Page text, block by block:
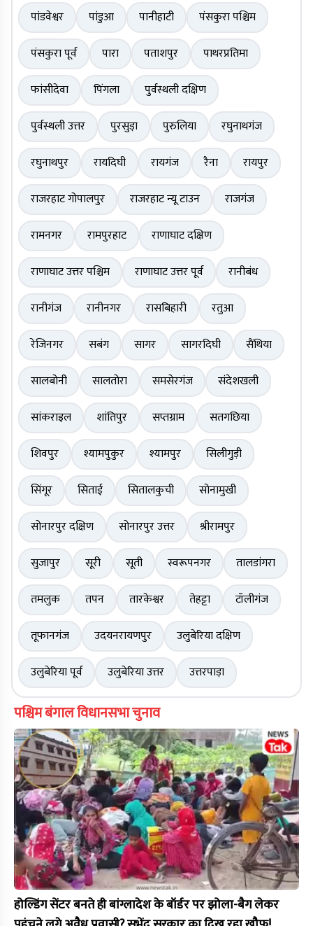
पांडवेश्वर पांडुआ पानीहाटी
पंसकुरा पश्चिम
पंसकुरा पूर्व
पारा पताशपुर
पाथरप्रतिमा
फांसीदेवा
पिंगला
पुर्वस्थली दक्षिण
पुर्वस्थली उत्तर
पुरसुड़ा पुरुलिया
रघुनाथगंज
रघुनाथपुर
रायदिघी रायगंज रैना
रायपुर
राजरहाट गोपालपुर
राजरहाट न्यू टाउन
राजगंज
रामनगर
रामपुरहाट
राणाघाट दक्षिण
राणाघाट उत्तर पश्चिम
राणाघाट उत्तर पूर्व
रानीबंध
रानीगंज
रानीनगर रासबिहारी
रतुआ
रेजिनगर
सबंग सागर सागरदिघी
सैंथिया
सालबोनी
सालतोरा समसेरगंज
संदेशखली
सांकराइल
शांतिपुर सप्तग्राम
सतगछिया
शिवपुर
श्यामपुकुर श्यामपुर
सिलीगुड़ी
सिंगूर
सिताई सितालकुची
सोनामुखी
सोनारपुर दक्षिण
सोनारपुर उत्तर
श्रीरामपुर
सुजापुर
सूरी सूती स्वरूपनगर
तालडांगरा
तमलुक
तपन तारकेश्वर तेहट्टा
टॉलीगंज
तूफानगंज
उदयनरायणपुर
उलुबेरिया दक्षिण
उलुबेरिया पूर्व
उलुबेरिया उत्तर उत्तरपाड़ा
पश्चिम बंगाल विधानसभा चुनाव
होल्डिंग सेंटर बनते ही बांग्लादेश के बॉर्डर पर झोला-बैग लेकर